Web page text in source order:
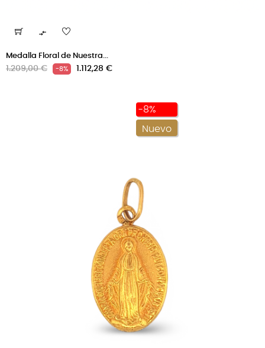

Medalla Floral de Nuestra...
Precio
1.209,00 € -8% Precio
1.112,28 €
-8%
Nuevo